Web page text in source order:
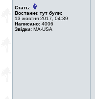
Стать:
Востаннє тут були:
13 жовтня 2017, 04:39
Написано: 4006
Звідки: MA-USA